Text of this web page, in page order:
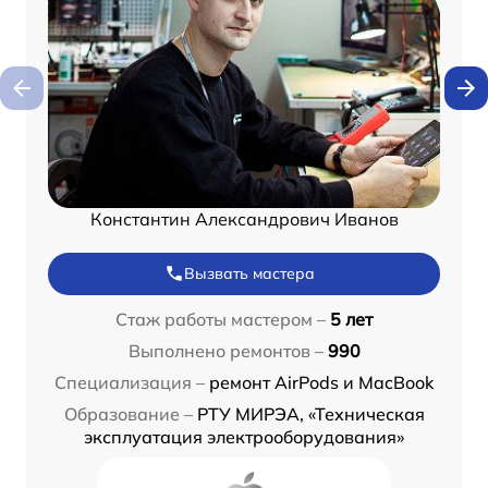
Константин Александрович Иванов
Вызвать мастера
Стаж работы мастером – 5 лет
Выполнено ремонтов – 990
Специализация – ремонт AirPods и MacBook
Образование – РТУ МИРЭА, «Техническая
эксплуатация электрооборудования»